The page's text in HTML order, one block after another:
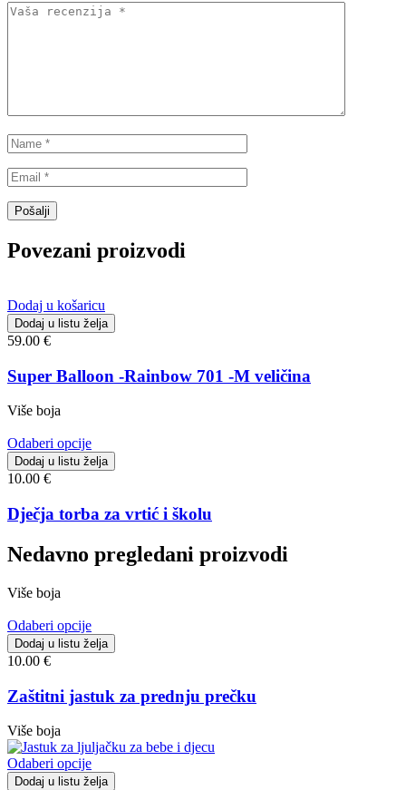
Povezani proizvodi
Dodaj u košaricu
Dodaj u listu želja
59.00 €
Super Balloon -Rainbow 701 -M veličina
Više boja
Odaberi opcije
Dodaj u listu želja
10.00 €
Dječja torba za vrtić i školu
Nedavno pregledani proizvodi
Više boja
Odaberi opcije
Dodaj u listu želja
10.00 €
Zaštitni jastuk za prednju prečku
Više boja
Odaberi opcije
Dodaj u listu želja